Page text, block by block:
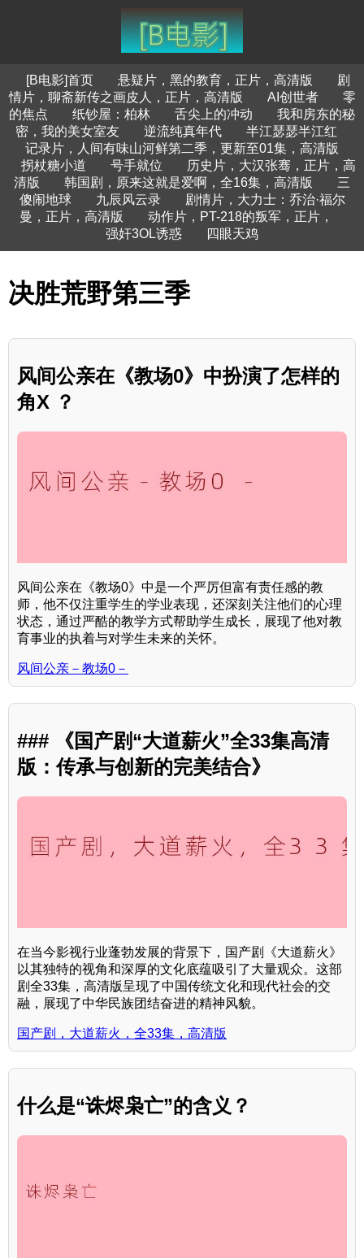
[B电影]首页 悬疑片，黑的教育，正片，高清版
剧
情片，聊斋新传之画皮人，正片，高清版
AI创世者
零
的焦点
纸钞屋：柏林 舌尖上的冲动
我和房东的秘
密，我的美女室友
逆流纯真年代
半江瑟瑟半江红
记录片，人间有味山河鲜第二季，更新至01集，高清版
拐杖糖小道
号手就位
历史片，大汉张骞，正片，高
清版
韩国剧，原来这就是爱啊，全16集，高清版
三
傻闹地球
九辰风云录
剧情片，大力士：乔治·福尔
曼，正片，高清版
动作片，PT-218的叛军，正片，
强奸3OL诱惑
四眼天鸡
决胜荒野第三季
风间公亲在《教场0》中扮演了怎样的
角X ？
风间公亲在《教场0》中是一个严厉但富有责任感的教
师，他不仅注重学生的学业表现，还深刻关注他们的心理
状态，通过严酷的教学方式帮助学生成长，展现了他对教
育事业的执着与对学生未来的关怀。
风间公亲－教场0－
### 《国产剧“大道薪火”全33集高清
版：传承与创新的完美结合》
在当今影视行业蓬勃发展的背景下，国产剧《大道薪火》
以其独特的视角和深厚的文化底蕴吸引了大量观众。这部
剧全33集，高清版呈现了中国传统文化和现代社会的交
融，展现了中华民族团结奋进的精神风貌。
国产剧，大道薪火，全33集，高清版
什么是“诛烬枭亡”的含义？